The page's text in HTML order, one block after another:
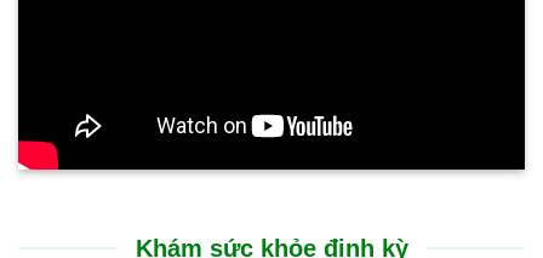
Khám sức khỏe định kỳ